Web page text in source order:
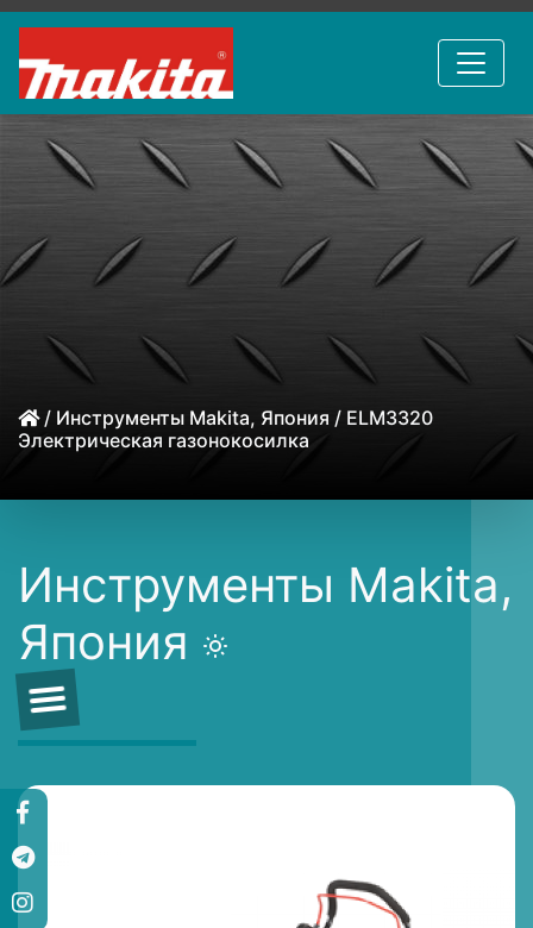
/ Инструменты Makita, Япония / ELM3320
Электрическая газонокосилка
Инструменты Makita,
Япония